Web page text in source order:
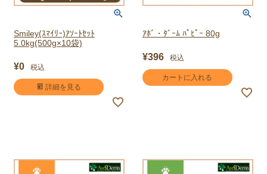
Smiley(ｽﾏｲﾘｰ)ｱｿｰﾄｾｯﾄ
5.0kg(500g×10袋)
¥0 税込
詳細を見る
ｱﾎﾞ・ﾀﾞｰﾑ ﾊﾟﾋﾟｰ 80g
¥396 税込
カートに入れる